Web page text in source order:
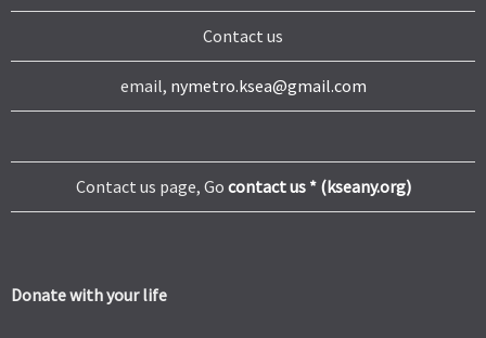
Contact us
email, nymetro.ksea@gmail.com
Contact us page, Go contact us * (kseany.org)
Donate with your life